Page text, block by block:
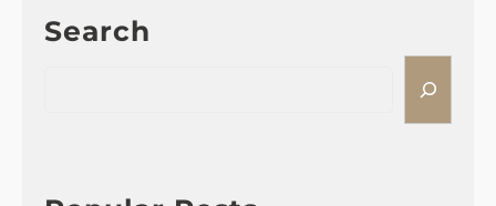
Search
h